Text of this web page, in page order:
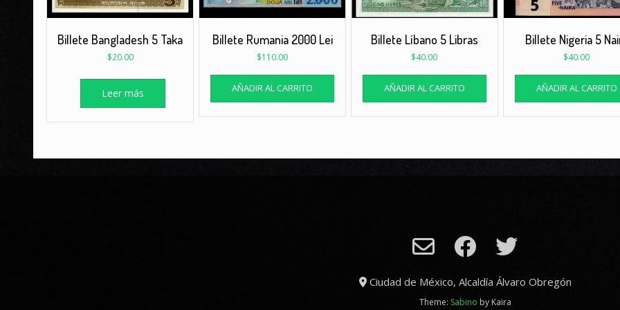
Billete Bangladesh 5 Taka
$20.00
Leer más
Billete Rumania 2000 Lei
$110.00
AÑADIR AL CARRITO
Billete Líbano 5 Libras
$40.00
AÑADIR AL CARRITO
Billete Nigeria 5
$40.00
AÑADIR AL CARRITO
Ciudad de México, Alcaldía Álvaro Obregón
Theme: Sabino by Kaira